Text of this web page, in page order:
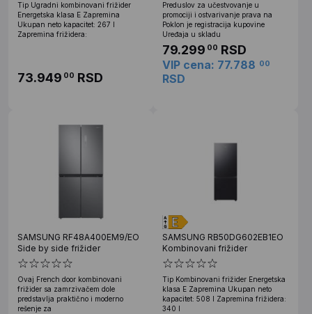
Tip Ugradni kombinovani frižider
Energetska klasa E Zapremina
Ukupan neto kapacitet: 267 l
Zapremina frižidera:
73.949 00 RSD
Preduslov za učestvovanje u
promociji i ostvarivanje prava na
Poklon je registracija kupovine
Uređaja u skladu
79.299 00 RSD
VIP cena: 77.788 00
RSD
SAMSUNG RF48A400EM9/EO
Side by side frižider
Ovaj French door kombinovani
frižider sa zamrzivačem dole
predstavlja praktično i moderno
rešenje za
SAMSUNG RB50DG602EB1EO
Kombinovani frižider
Tip Kombinovani frižider Energetska
klasa E Zapremina Ukupan neto
kapacitet: 508 l Zapremina frižidera:
340 l